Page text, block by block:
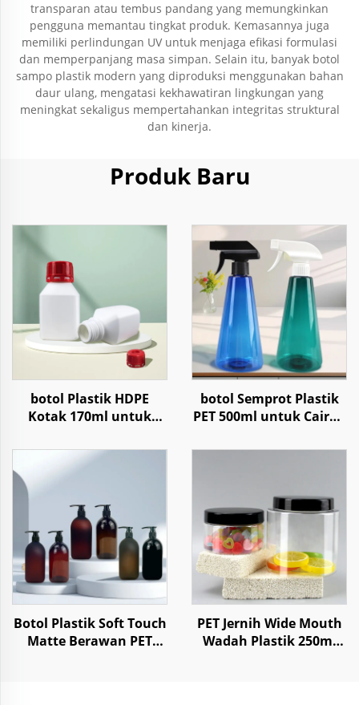
transparan atau tembus pandang yang memungkinkan
pengguna memantau tingkat produk. Kemasannya juga
memiliki perlindungan UV untuk menjaga efikasi formulasi
dan memperpanjang masa simpan. Selain itu, banyak botol
sampo plastik modern yang diproduksi menggunakan bahan
daur ulang, mengatasi kekhawatiran lingkungan yang
meningkat sekaligus mempertahankan integritas struktural
dan kinerja.
Produk Baru
botol Plastik HDPE
Kotak 170ml untuk
Kimia Cair Bubuk
dengan Tutup Anti
botol Semprot Plastik
PET 500ml untuk Cairan
Tangga Air
Botol Plastik Soft Touch
Matte Berawan PET
PET Jernih Wide Mouth
Wadah Plastik 250ml